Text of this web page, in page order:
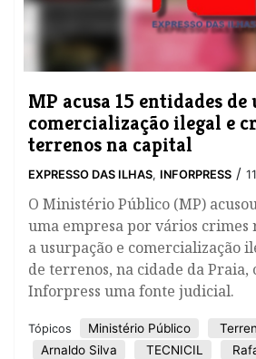
MP acusa 15 entidades de
comercialização ilegal e
terrenos na capital
EXPRESSO DAS ILHAS, INFORPRESS /
O Ministério Público (MP)
uma empresa por vários crimes
a usurpação e comercialização
de terrenos, na cidade da
Inforpress uma fonte judicial.
Tópicos Ministério Público
Arnaldo Silva
TECNICIL